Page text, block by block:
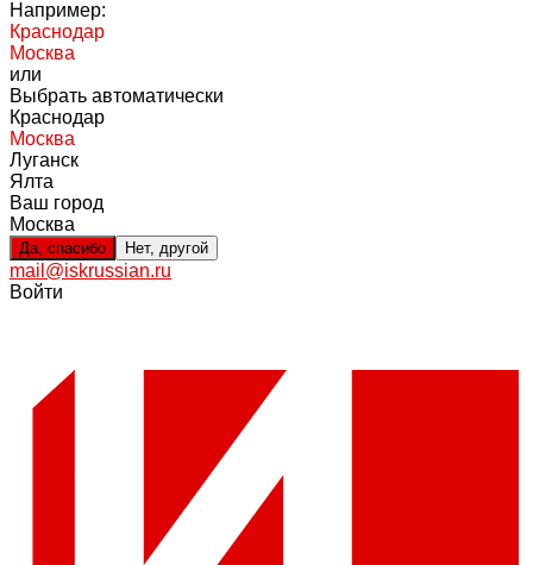
Например:
Краснодар
Москва
или
Выбрать автоматически
Краснодар
Москва
Луганск
Ялта
Ваш город
Москва
Да, спасибо Нет, другой
mail@iskrussian.ru
Войти